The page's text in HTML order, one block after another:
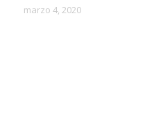
marzo 4, 2020